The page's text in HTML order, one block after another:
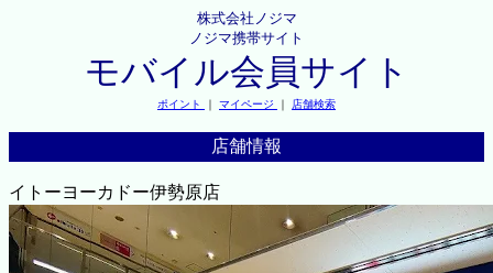
株式会社ノジマ
ノジマ携帯サイト
モバイル会員サイト
ポイント ｜ マイページ ｜ 店舗検索
店舗情報
イトーヨーカドー伊勢原店